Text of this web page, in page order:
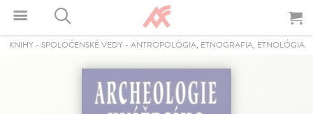
KNIHY- SPOLOČENSKÉ VEDY- ANTROPOLÓGIA, ETNOGRAFIA, ETNOLÓGIA